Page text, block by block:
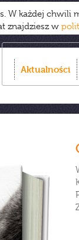
W każdej chwili
znajdziesz w
Aktualności